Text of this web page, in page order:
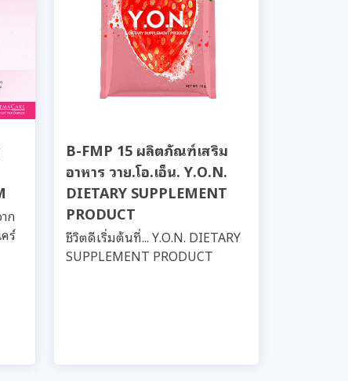
ก
ร์
B-FMP 15 ผลิตภัณฑ์เสริม
อาหาร วาย.โอ.เอ็น. Y.O.N.
DIETARY SUPPLEMENT
PRODUCT
ชีวิตดีเริ่มต้นที่... Y.O.N. DIETARY
SUPPLEMENT PRODUCT